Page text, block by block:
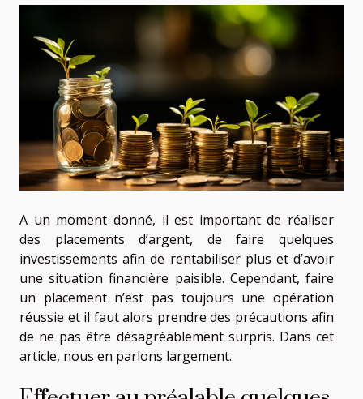
A un moment donné, il est important de réaliser
des placements d’argent, de faire quelques
investissements afin de rentabiliser plus et d’avoir
une situation financière paisible. Cependant, faire
un placement n’est pas toujours une opération
réussie et il faut alors prendre des précautions afin
de ne pas être désagréablement surpris. Dans cet
article, nous en parlons largement.